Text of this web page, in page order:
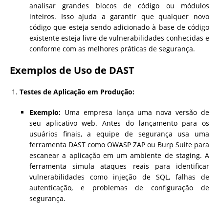
analisar grandes blocos de código ou módulos
inteiros. Isso ajuda a garantir que qualquer novo
código que esteja sendo adicionado à base de código
existente esteja livre de vulnerabilidades conhecidas e
conforme com as melhores práticas de segurança.
Exemplos de Uso de DAST
Testes de Aplicação em Produção:
Exemplo: Uma empresa lança uma nova versão de
seu aplicativo web. Antes do lançamento para os
usuários finais, a equipe de segurança usa uma
ferramenta DAST como OWASP ZAP ou Burp Suite para
escanear a aplicação em um ambiente de staging. A
ferramenta simula ataques reais para identificar
vulnerabilidades como injeção de SQL, falhas de
autenticação, e problemas de configuração de
segurança.